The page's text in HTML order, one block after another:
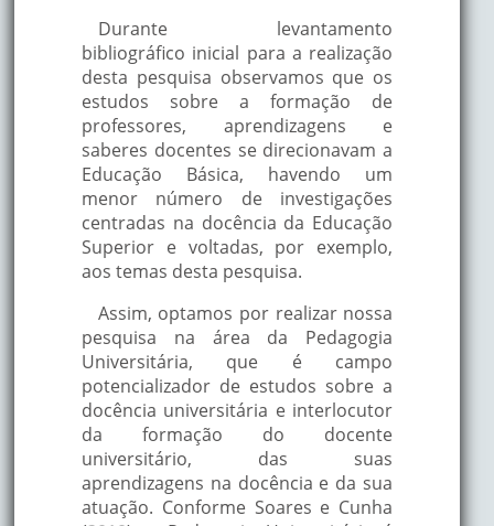
Durante levantamento
bibliográfico inicial para a realização
desta pesquisa observamos que os
estudos sobre a formação de
professores, aprendizagens e
saberes docentes se direcionavam a
Educação Básica, havendo um
menor número de investigações
centradas na docência da Educação
Superior e voltadas, por exemplo,
aos temas desta pesquisa.
Assim, optamos por realizar nossa
pesquisa na área da Pedagogia
Universitária, que é campo
potencializador de estudos sobre a
docência universitária e interlocutor
da formação do docente
universitário, das suas
aprendizagens na docência e da sua
atuação. Conforme Soares e Cunha